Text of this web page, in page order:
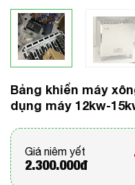
Bảng khiển máy
dụng máy 12kw-
Giá niêm yết
2.300.000đ